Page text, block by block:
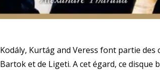
Kodály, Kurtág and Veress font partie
Bartok et de Ligeti. A cet égard, ce